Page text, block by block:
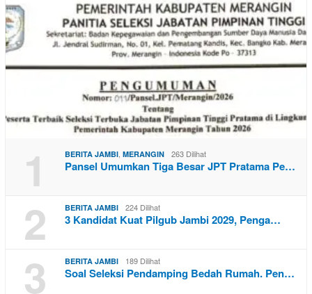
1 BERITA JAMBI, MERANGIN 263 Dilihat
Pansel Umumkan Tiga Besar JPT Pratama Pe…
2 BERITA JAMBI 224 Dilihat
3 Kandidat Kuat Pilgub Jambi 2029, Penga…
3 BERITA JAMBI 189 Dilihat
Soal Seleksi Pendamping Bedah Rumah. Pen…